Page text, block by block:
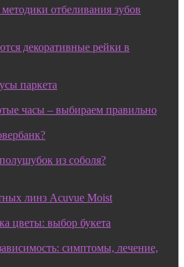
отбеливания зубов
декоративные рейки в
паркета
часы – выбираем правильно
из соболя?
линз Acuvue Moist
цветы: выбор букета
симптомы, лечение,